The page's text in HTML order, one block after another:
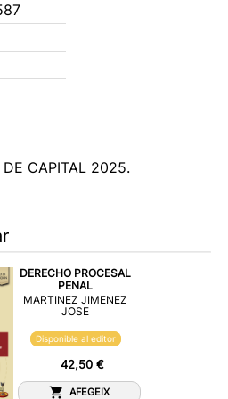
DE CAPITAL 2025.
DERECHO PROCESAL
PENAL
MARTINEZ JIMENEZ
JOSE
Disponible al editor
42,50 €
AFEGEIX